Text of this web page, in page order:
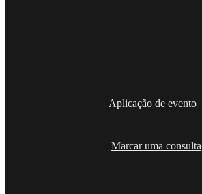
Aplicação de evento
Marcar uma consulta